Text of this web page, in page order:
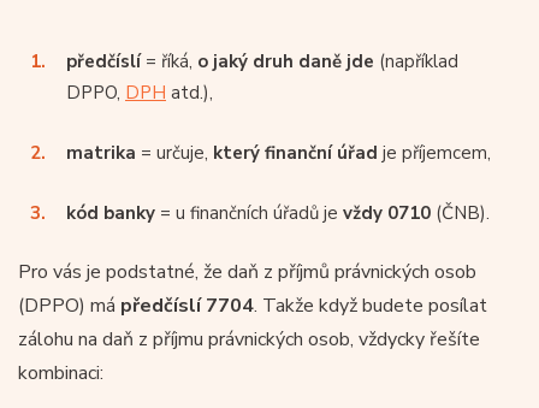
předčíslí= říká, o jaký druh daně jde (například
DPPO, DPH atd.),
matrika = určuje, který finanční úřad je příjemcem,
kód banky = u finančních úřadů je vždy 0710 (ČNB).
Pro vás je podstatné, že daň z příjmů právnických osob
(DPPO) má předčíslí 7704. Takže když budete posílat
zálohu na daň z příjmu právnických osob, vždycky řešíte
kombinaci: